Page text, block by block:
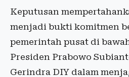
Keputusan
menjadi bukti komitmen
pemerintah pusat di
Presiden Prabowo
Gerindra DIY dalam